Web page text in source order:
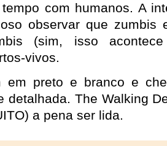
com humanos. A
observar que zumbis
(sim, isso
vivos.
em preto e branco e
detalhada. The Walking
a pena ser lida.